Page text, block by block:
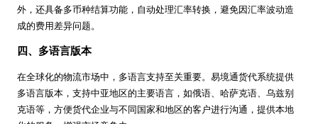
外，还具备多币种结算功能，自动处理汇率转换，避免因汇率波动造
成的费用差异问题。
四、多语言版本
在全球化的物流市场中，多语言支持至关重要。易境通货代系统提供
多语言版本，支持中亚地区的主要语言，如俄语、哈萨克语、乌兹别
克语等，方便货代企业与不同国家和地区的客户进行沟通，提供本地